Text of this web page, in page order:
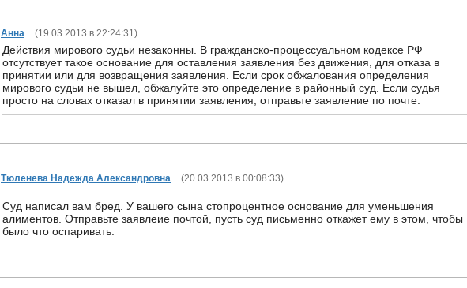
Анна (19.03.2013 в 22:24:31)
Действия мирового судьи незаконны. В гражданско-процессуальном кодексе РФ
отсутствует такое основание для оставления заявления без движения, для отказа в
принятии или для возвращения заявления. Если срок обжалования определения
мирового судьи не вышел, обжалуйте это определение в районный суд. Если судья
просто на словах отказал в принятии заявления, отправьте заявление по почте.
Тюленева Надежда Александровна (20.03.2013 в 00:08:33)
Суд написал вам бред. У вашего сына стопроцентное основание для уменьшения
алиментов. Отправьте заявлеие почтой, пусть суд письменно откажет ему в этом, чтобы
было что оспаривать.